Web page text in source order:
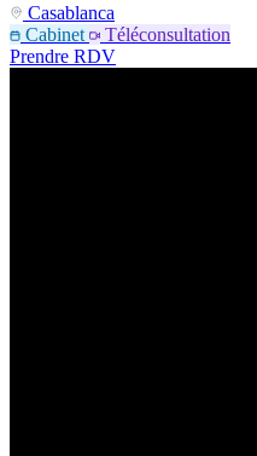
Casablanca
Cabinet
Téléconsultation
Prendre RDV